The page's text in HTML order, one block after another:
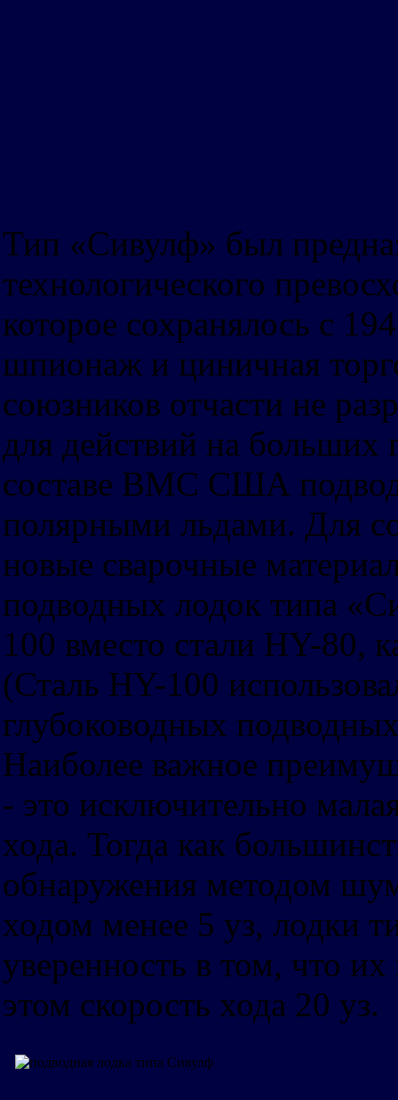
Тип «Сивулф» был
технологического
которое сохранялось с
шпионаж и циничная
союзников отчасти не
для действий на больших
составе ВМС США
полярными льдами. Для
новые сварочные
подводных лодок типа
100 вместо стали HY-80,
(Сталь HY-100
глубоководных
Наиболее важное
- это исключительно
хода. Тогда как
обнаружения методом
ходом менее 5 уз, лодки
уверенность в том, что
этом скорость хода 20 уз.